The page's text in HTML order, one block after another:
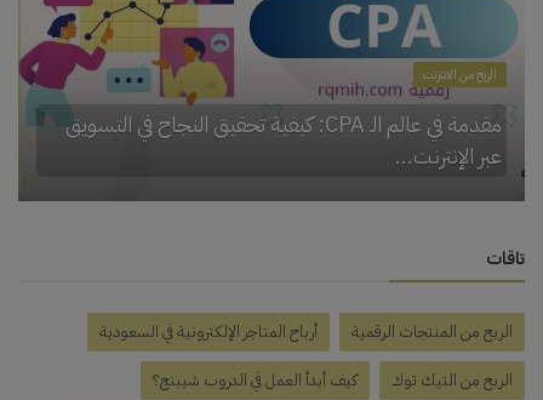
الربح من الانترنت
مقدمة في عالم الـ CPA: كيفية تحقيق النجاح في التسويق
عبر الإنترنت...
تاقات
الربح من المنتجات الرقمية أرباح المتاجر الإلكترونية في السعودية
الربح من التيك توك كيف أبدأ العمل في الدروب شيبنج؟